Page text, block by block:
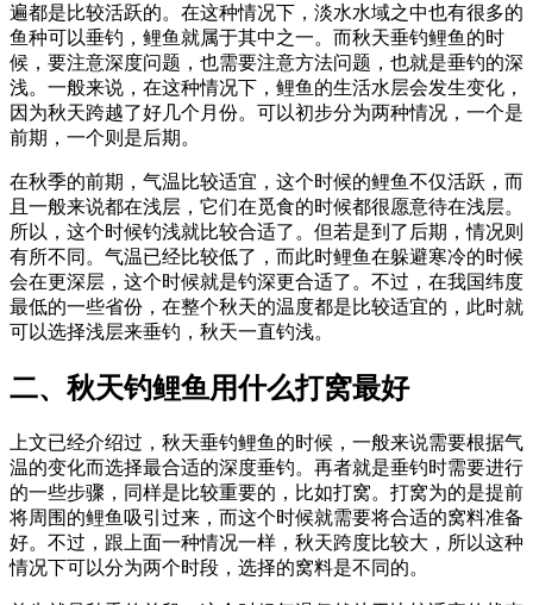
遍都是比较活跃的。在这种情况下，淡水水域之中也有很多的
鱼种可以垂钓，鲤鱼就属于其中之一。而秋天垂钓鲤鱼的时
候，要注意深度问题，也需要注意方法问题，也就是垂钓的深
浅。一般来说，在这种情况下，鲤鱼的生活水层会发生变化，
因为秋天跨越了好几个月份。可以初步分为两种情况，一个是
前期，一个则是后期。
在秋季的前期，气温比较适宜，这个时候的鲤鱼不仅活跃，而
且一般来说都在浅层，它们在觅食的时候都很愿意待在浅层。
所以，这个时候钓浅就比较合适了。但若是到了后期，情况则
有所不同。气温已经比较低了，而此时鲤鱼在躲避寒冷的时候
会在更深层，这个时候就是钓深更合适了。不过，在我国纬度
最低的一些省份，在整个秋天的温度都是比较适宜的，此时就
可以选择浅层来垂钓，秋天一直钓浅。
二、秋天钓鲤鱼用什么打窝最好
上文已经介绍过，秋天垂钓鲤鱼的时候，一般来说需要根据气
温的变化而选择最合适的深度垂钓。再者就是垂钓时需要进行
的一些步骤，同样是比较重要的，比如打窝。打窝为的是提前
将周围的鲤鱼吸引过来，而这个时候就需要将合适的窝料准备
好。不过，跟上面一种情况一样，秋天跨度比较大，所以这种
情况下可以分为两个时段，选择的窝料是不同的。